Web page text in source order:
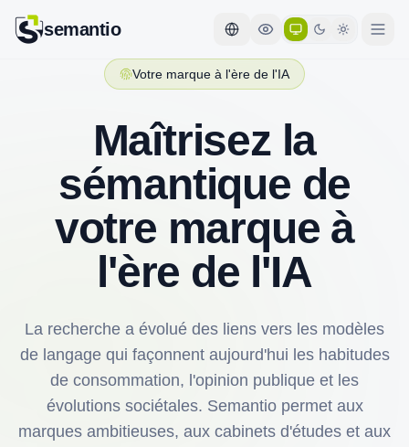
semantio
Votre marque à l'ère de l'IA
Maîtrisez la
sémantique de
votre marque à
l'ère de l'IA
La recherche a évolué des liens vers les modèles
de langage qui façonnent aujourd'hui les habitudes
de consommation, l'opinion publique et les
évolutions sociétales. Semantio permet aux
marques ambitieuses, aux cabinets d'études et aux